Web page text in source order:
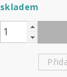
skladem